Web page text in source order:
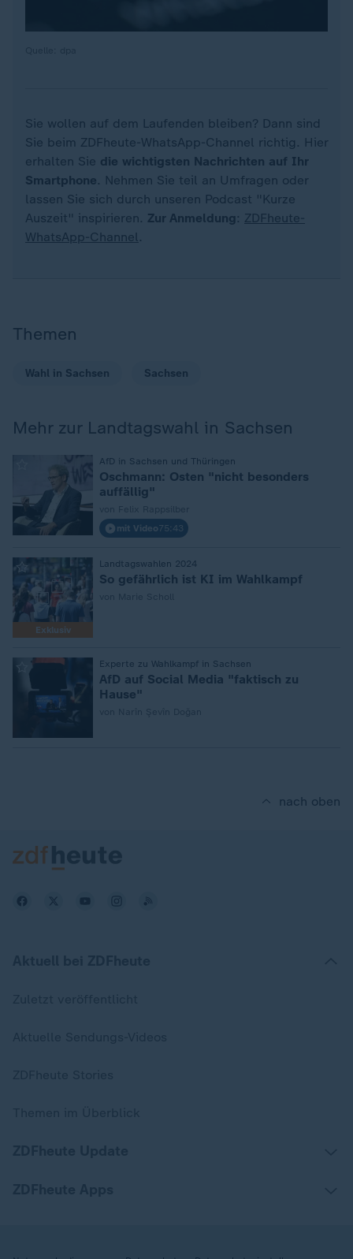
Sie wollen auf dem Laufenden bleiben? Dann sind
Sie beim ZDFheute-WhatsApp-Channel richtig. Hier
erhalten Sie die wichtigsten Nachrichten auf Ihr
Smartphone. Nehmen Sie teil an Umfragen oder
lassen Sie sich durch unseren Podcast "Kurze
Auszeit" inspirieren. Zur Anmeldung : ZDFheute-
WhatsApp-Channel.
Themen
Wahl in Sachsen Sachsen
Mehr zur Landtagswahl in Sachsen
AfD in Sachsen und Thüringen
Oschmann: Osten "nicht besonders
auffällig"
mit Video75:43
Exklusiv
Landtagswahlen 2024
:
So gefährlich ist KI im Wahlkampf
Experte zu Wahlkampf in Sachsen
AfD auf Social Media "faktisch zu
Hause"
nach oben